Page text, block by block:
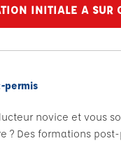
INITIALE A SUR
permis
novice et vous
? Des formations